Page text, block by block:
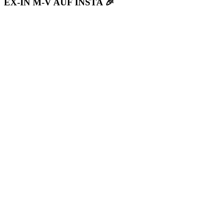
TEILEN
EX-IN M-V AUF INSTA 🎉